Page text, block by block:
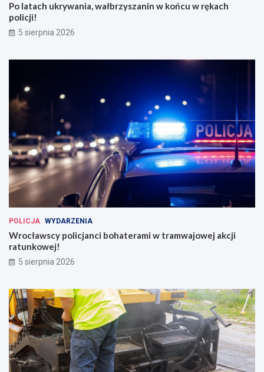
Po latach ukrywania, wałbrzyszanin w końcu w rękach
policji!
5 sierpnia 2026
POLICJA WYDARZENIA
Wrocławscy policjanci bohaterami w tramwajowej akcji
ratunkowej!
5 sierpnia 2026